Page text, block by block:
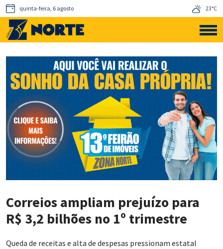
quinta-feira, 6 agosto 23°C
Correios ampliam prejuízo para
R$ 3,2 bilhões no 1º trimestre
Queda de receitas e alta de despesas pressionam estatal